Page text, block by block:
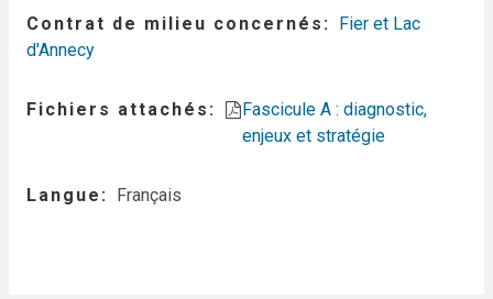
Contrat de milieu concernés
Fier et Lac
d'Annecy
Fichiers attachés
Fascicule A : diagnostic,
enjeux et stratégie
Langue Français